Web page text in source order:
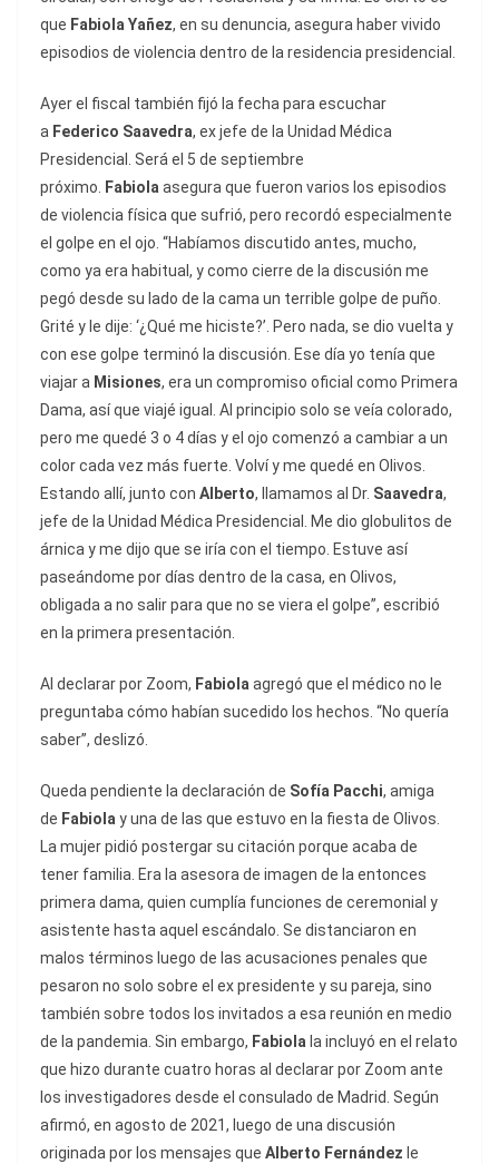
que Fabiola Yañez, en su denuncia, asegura haber vivido
episodios de violencia dentro de la residencia presidencial.
Ayer el fiscal también fijó la fecha para escuchar
a Federico Saavedra, ex jefe de la Unidad Médica
Presidencial. Será el 5 de septiembre
próximo. Fabiolaasegura que fueron varios los episodios
de violencia física que sufrió, pero recordó especialmente
el golpe en el ojo. “Habíamos discutido antes, mucho,
como ya era habitual, y como cierre de la discusión me
pegó desde su lado de la cama un terrible golpe de puño.
Grité y le dije: ‘¿Qué me hiciste?’. Pero nada, se dio vuelta y
con ese golpe terminó la discusión. Ese día yo tenía que
viajar a Misiones, era un compromiso oficial como Primera
Dama, así que viajé igual. Al principio solo se veía colorado,
pero me quedé 3 o 4 días y el ojo comenzó a cambiar a un
color cada vez más fuerte. Volví y me quedé en Olivos.
Estando allí, junto con Alberto, llamamos al Dr. Saavedra,
jefe de la Unidad Médica Presidencial. Me dio globulitos de
árnica y me dijo que se iría con el tiempo. Estuve así
paseándome por días dentro de la casa, en Olivos,
obligada a no salir para que no se viera el golpe”, escribió
en la primera presentación.
Al declarar por Zoom, Fabiolaagregó que el médico no le
preguntaba cómo habían sucedido los hechos. “No quería
saber”, deslizó.
Queda pendiente la declaración de Sofía Pacchi, amiga
de Fabiolay una de las que estuvo en la fiesta de Olivos.
La mujer pidió postergar su citación porque acaba de
tener familia. Era la asesora de imagen de la entonces
primera dama, quien cumplía funciones de ceremonial y
asistente hasta aquel escándalo. Se distanciaron en
malos términos luego de las acusaciones penales que
pesaron no solo sobre el ex presidente y su pareja, sino
también sobre todos los invitados a esa reunión en medio
de la pandemia. Sin embargo, Fabiola la incluyó en el relato
que hizo durante cuatro horas al declarar por Zoom ante
los investigadores desde el consulado de Madrid. Según
afirmó, en agosto de 2021, luego de una discusión
originada por los mensajes que Alberto Fernández le